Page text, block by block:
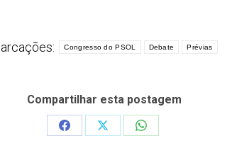
Congresso do PSOL Debate Prévias
Compartilhar esta postagem
Share
Share
Share